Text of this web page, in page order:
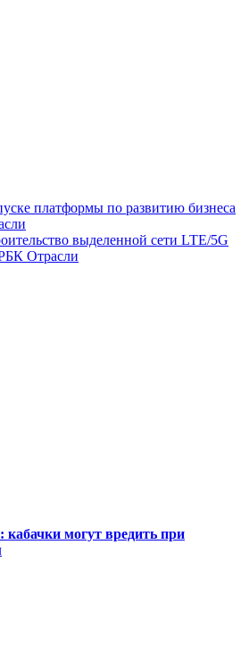
платформы по развитию бизнеса
выделенной сети LTE/5G
Отрасли
кабачки могут вредить при